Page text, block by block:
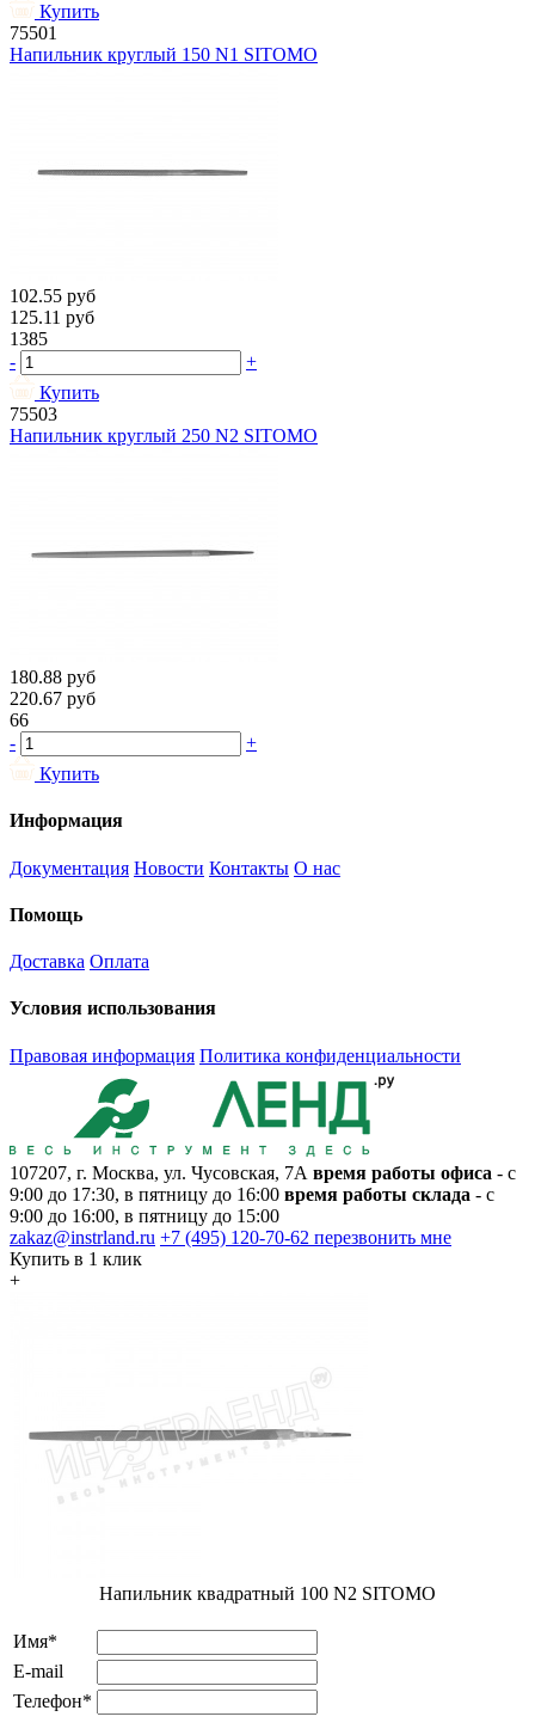
Купить
75501
Напильник круглый 150 N1 SITOMO
102.55 руб
125.11 руб
1385
-
+
Купить
75503
Напильник круглый 250 N2 SITOMO
180.88 руб
220.67 руб
66
-
+
Купить
Информация
Документация Новости Контакты О нас
Помощь
Доставка Оплата
Условия использования
Правовая информация Политика конфиденциальности
107207, г. Москва, ул. Чусовская, 7А время работы офиса - с
9:00 до 17:30, в пятницу до 16:00 время работы склада - с
9:00 до 16:00, в пятницу до 15:00
zakaz@instrland.ru +7 (495) 120-70-62 перезвонить мне
Купить в 1 клик
+
Напильник квадратный 100 N2 SITOMO
Имя*
E-mail
Телефон*